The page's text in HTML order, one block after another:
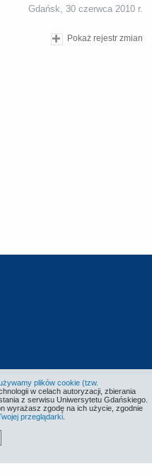
Gdańsk, 30 czerwca 2010 r.
Pokaż rejestr zmian
plików cookie (tzw.
w celach autoryzacji, zbierania
z serwisu Uniwersytetu Gdańskiego.
wyrażasz zgodę na ich użycie, zgodnie
przeglądarki